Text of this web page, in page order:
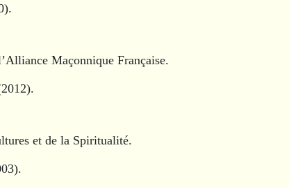
Maçonnique Française.
et de la Spiritualité.